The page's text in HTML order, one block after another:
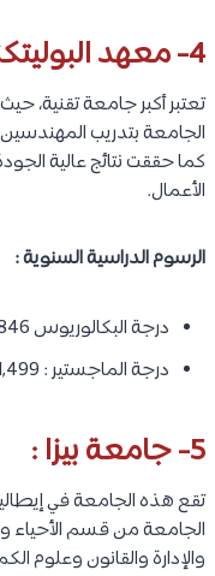
4- معهد البوليتكنيك في ميلانو :
الجامعة بتدريب
كما حققت نتائج عالية
الأعمال.
الرسوم الدراسية السنوية :
درجة البكالوريوس 1,846 دولار.
درجة الماجستير : 1,499 دولار.
5- جامعة بيزا :
الجامعة من قسم الأحياء
والإدارة والقانون وعلوم